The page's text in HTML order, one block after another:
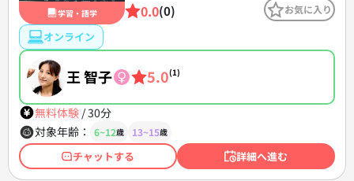
学習・語学 0.0(0) お気に入り
オンライン
王 智子 5.0(1)
無料体験/30分
対象年齢：
6~12歳 13~15歳
チャットする 詳細へ進む